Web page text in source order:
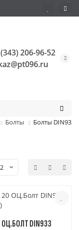
206-96-52
Болты Болты DIN933
ОЦ.БОЛТ DIN933